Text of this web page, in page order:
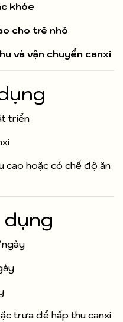
khỏe
cho trẻ nhỏ
và vận chuyển canxi
triển
cao hoặc có chế độ ăn
trưa để hấp thu canxi